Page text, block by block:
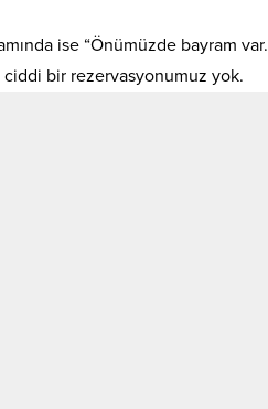
ise “Önümüzde bayram var.
bir rezervasyonumuz yok.